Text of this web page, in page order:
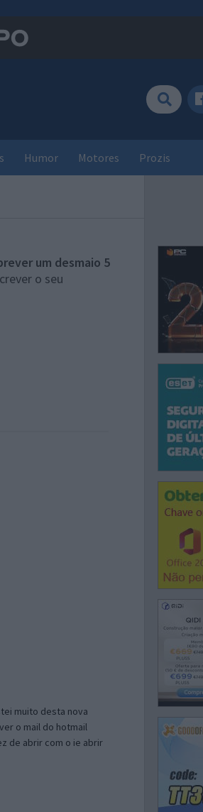
Humor Motores Prozis
um desmaio 5
o seu
muito desta nova
o mail do hotmail
de abrir com o ie abrir